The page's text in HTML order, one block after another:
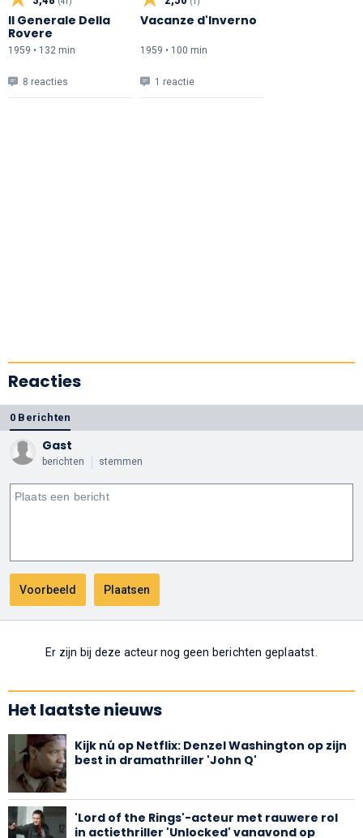
Il Generale Della
Rovere
1959 • 132 min
8 reacties
Vacanze d'Inverno
1959 • 100 min
1 reactie
Reacties
0 Berichten
Gast
berichten stemmen
Er zijn bij deze acteur nog geen berichten geplaatst.
Het laatste nieuws
Kijk nú op Netflix: Denzel Washington op zijn
best in dramathriller 'John Q'
'Lord of the Rings'-acteur met rauwere rol
in actiethriller 'Unlocked' vanavond op